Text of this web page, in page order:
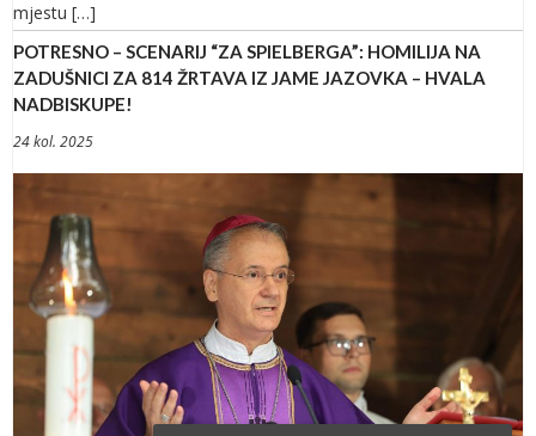
mjestu […]
POTRESNO – SCENARIJ “ZA SPIELBERGA”: HOMILIJA NA
ZADUŠNICI ZA 814 ŽRTAVA IZ JAME JAZOVKA – HVALA
NADBISKUPE!
24 kol. 2025